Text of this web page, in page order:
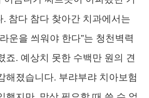
. 참다 참다 찾아간 치과에서는
운을 씌워야 한다”는 청천벽력
죠. 예상치 못한 수백만 원의 견
해졌습니다. 부랴부랴 치아보험